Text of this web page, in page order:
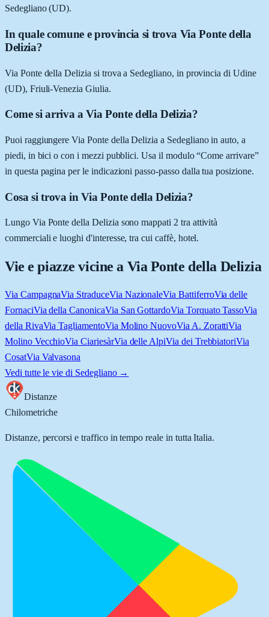
Sedegliano (UD).
In quale comune e provincia si trova Via Ponte della
Delizia?
Via Ponte della Delizia si trova a Sedegliano, in provincia di Udine
(UD), Friuli-Venezia Giulia.
Come si arriva a Via Ponte della Delizia?
Puoi raggiungere Via Ponte della Delizia a Sedegliano in auto, a
piedi, in bici o con i mezzi pubblici. Usa il modulo “Come arrivare”
in questa pagina per le indicazioni passo-passo dalla tua posizione.
Cosa si trova in Via Ponte della Delizia?
Lungo Via Ponte della Delizia sono mappati 2 tra attività
commerciali e luoghi d'interesse, tra cui caffè, hotel.
Vie e piazze vicine a Via Ponte della Delizia
Via CampagnaVia StraduceVia NazionaleVia BattiferroVia delle
FornaciVia della CanonicaVia San GottardoVia Torquato TassoVia
della RivaVia TagliamentoVia Molino NuovoVia A. ZorattiVia
Molino VecchioVia CiariesàrVia delle AlpiVia dei TrebbiatoriVia
CosatVia Valvasona
Vedi tutte le vie di Sedegliano→
Distanze
Chilometriche
Distanze, percorsi e traffico in tempo reale in tutta Italia.